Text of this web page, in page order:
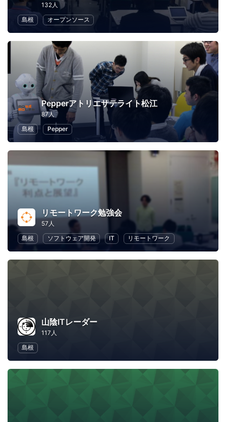
132人
島根
オープンソース
Pepperアトリエサテライト松江
87人
島根
Pepper
リモートワーク勉強会
57人
島根
ソフトウェア開発 IT リモートワーク
山陰ITレーダー
117人
島根